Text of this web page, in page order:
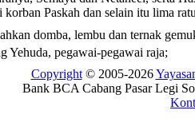
Paskah dan selain itu lima
domba, lembu dan ternak
Yehuda, pegawai-pegawai raja;
Copyright© 2005-2026
Bank BCA Cabang Pasar Legi